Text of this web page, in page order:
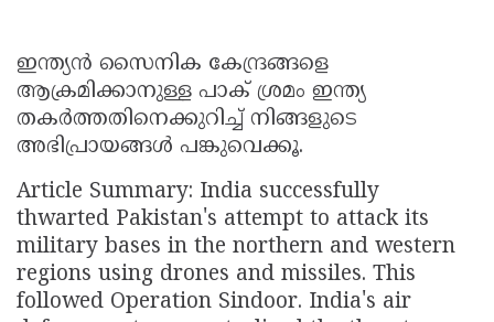
ഇന്ത്യൻ സൈനിക കേന്ദ്രങ്ങളെ
ആക്രമിക്കാനുള്ള പാക് ശ്രമം ഇന്ത്യ
തകർത്തതിനെക്കുറിച്ച് നിങ്ങളുടെ
അഭിപ്രായങ്ങൾ പങ്കുവെക്കൂ.
Article Summary: India successfully
thwarted Pakistan's attempt to attack its
military bases in the northern and western
regions using drones and missiles. This
followed Operation Sindoor. India's air